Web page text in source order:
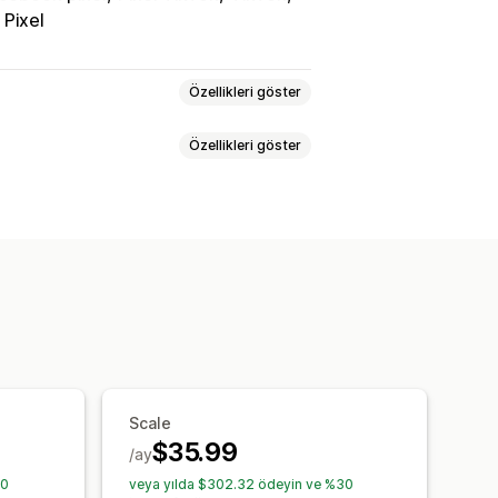
Özellikleri göster
Özellikleri göster
Scale
$35.99
/ay
veya yılda $302.32 ödeyin ve %30